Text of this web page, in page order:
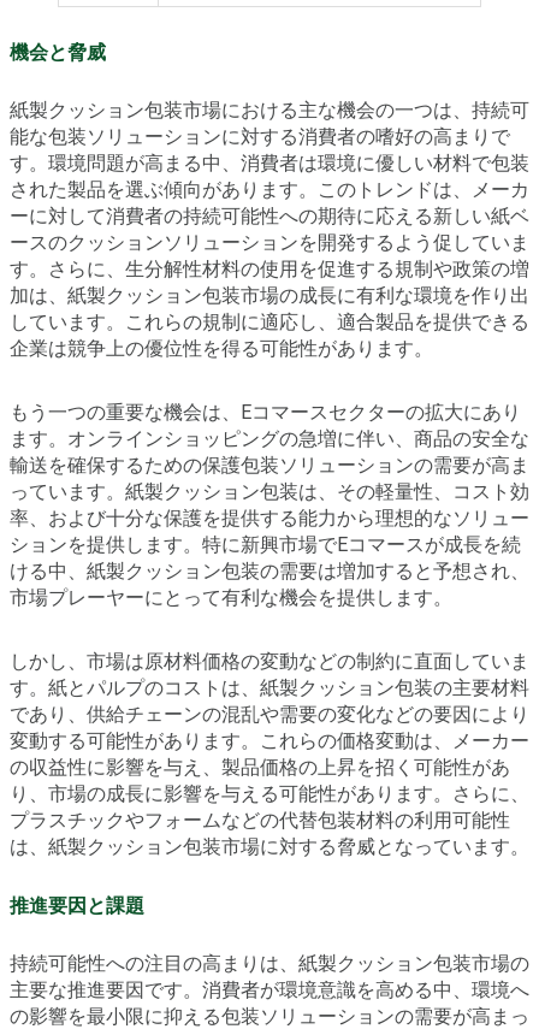
機会と脅威
紙製クッション包装市場における主な機会の一つは、持続可
能な包装ソリューションに対する消費者の嗜好の高まりで
す。環境問題が高まる中、消費者は環境に優しい材料で包装
された製品を選ぶ傾向があります。このトレンドは、メーカ
ーに対して消費者の持続可能性への期待に応える新しい紙ベ
ースのクッションソリューションを開発するよう促していま
す。さらに、生分解性材料の使用を促進する規制や政策の増
加は、紙製クッション包装市場の成長に有利な環境を作り出
しています。これらの規制に適応し、適合製品を提供できる
企業は競争上の優位性を得る可能性があります。
もう一つの重要な機会は、Eコマースセクターの拡大にあり
ます。オンラインショッピングの急増に伴い、商品の安全な
輸送を確保するための保護包装ソリューションの需要が高ま
っています。紙製クッション包装は、その軽量性、コスト効
率、および十分な保護を提供する能力から理想的なソリュー
ションを提供します。特に新興市場でEコマースが成長を続
ける中、紙製クッション包装の需要は増加すると予想され、
市場プレーヤーにとって有利な機会を提供します。
しかし、市場は原材料価格の変動などの制約に直面していま
す。紙とパルプのコストは、紙製クッション包装の主要材料
であり、供給チェーンの混乱や需要の変化などの要因により
変動する可能性があります。これらの価格変動は、メーカー
の収益性に影響を与え、製品価格の上昇を招く可能性があ
り、市場の成長に影響を与える可能性があります。さらに、
プラスチックやフォームなどの代替包装材料の利用可能性
は、紙製クッション包装市場に対する脅威となっています。
推進要因と課題
持続可能性への注目の高まりは、紙製クッション包装市場の
主要な推進要因です。消費者が環境意識を高める中、環境へ
の影響を最小限に抑える包装ソリューションの需要が高まっ